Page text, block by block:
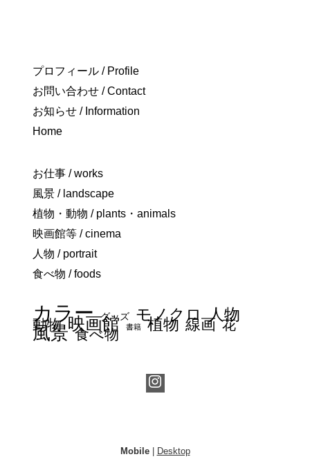
プロフィール / Profile
お問い合わせ / Contact
お知らせ / Information
Home
お仕事 / works
風景 / landscape
植物・動物 / plants・animals
映画館等 / cinema
人物 / portrait
食べ物 / foods
カラー グッズ モノクロ 人物
動物 映画館 書籍 植物 線画 花
風景 食べ物
Mobile| Desktop